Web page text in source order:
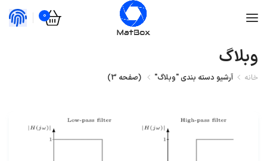
0
وبلاگ
خانه آرشیو دسته بندی "وبلاگ" (صفحه 3 )